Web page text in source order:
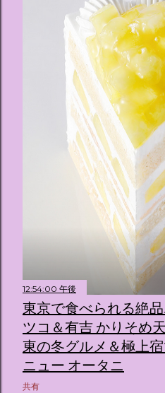
12:54:00 午後
東京で食べられる絶
ツコ＆有吉 かりそめ
東の冬グルメ＆極上
ニュー オータニ
共有